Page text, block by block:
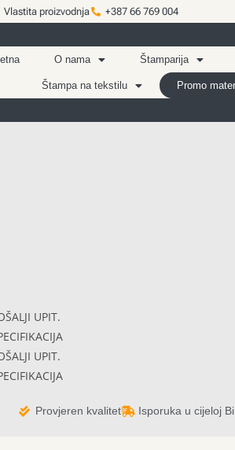
Vlastita proizvodnja +387 66 769 004
O nama Štamparija
Štampa na tekstilu Promo
UPIT.
UPIT.
Provjeren kvalitet Isporuka u cijeloj